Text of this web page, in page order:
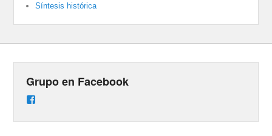
Síntesis histórica
Grupo en Facebook